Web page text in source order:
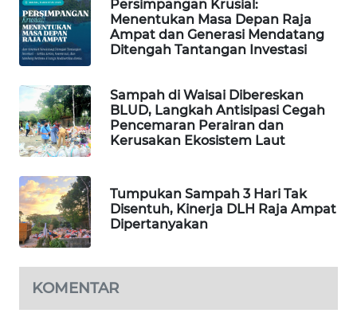
Persimpangan Krusial:
Menentukan Masa Depan Raja
Ampat dan Generasi Mendatang
Ditengah Tantangan Investasi
Sampah di Waisai Dibereskan
BLUD, Langkah Antisipasi Cegah
Pencemaran Perairan dan
Kerusakan Ekosistem Laut
Tumpukan Sampah 3 Hari Tak
Disentuh, Kinerja DLH Raja Ampat
Dipertanyakan
KOMENTAR
PORTAL
KONSUMEN
FORWAMKI
ALPERKLINAS
TAMBANG
NEWS
NEWS